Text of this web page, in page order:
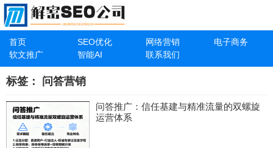
首页 SEO优化 网络营销
电子商务
软文推广
智能AI 联系我们
标签： 问答营销
问答推广：信任基建与精准流量的双螺旋
运营体系